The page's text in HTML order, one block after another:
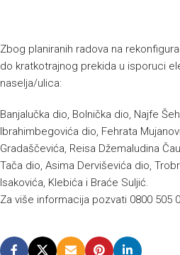
Zbog planiranih radova na
do kratkotrajnog prekida u isporuci
naselja/ulica:
Banjalučka dio, Bolnička dio, Najfe
Ibrahimbegovića dio, Fehrata
Gradaščevića, Reisa Džemaludina
Tača dio, Asima Derviševića dio,
Isakovića, Klebića i Braće Suljić.
Za više informacija pozvati 0800 505